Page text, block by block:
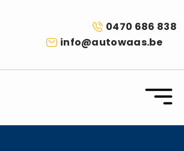
0470 686 838
info@autowaas.be